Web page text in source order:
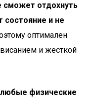
сможет отдохнуть
состояние и не
оптимален
и жесткой
физические